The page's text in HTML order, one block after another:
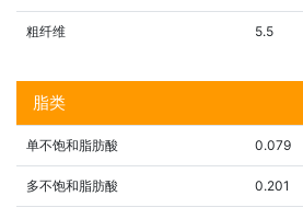
粗纤维 5.5
脂类
单不饱和脂肪酸 0.079
多不饱和脂肪酸 0.201